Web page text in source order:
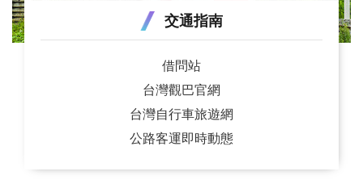
交通指南
借問站
台灣觀巴官網
台灣自行車旅遊網
公路客運即時動態